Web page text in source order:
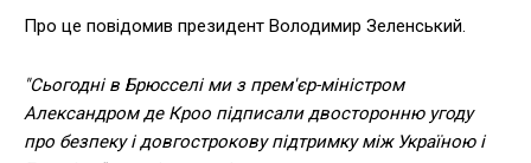
Про це повідомив президент Володимир Зеленський.
"Сьогодні в Брюсселі ми з прем'єр-міністром
Александром де Кроо підписали двосторонню угоду
про безпеку і довгострокову підтримку між Україною і